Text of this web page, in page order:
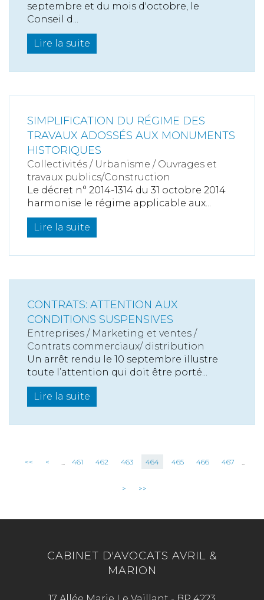
septembre et du mois d'octobre, le
Conseil d...
Lire la suite
SIMPLIFICATION DU RÉGIME DES
TRAVAUX ADOSSÉS AUX MONUMENTS
HISTORIQUES
Collectivités / Urbanisme / Ouvrages et
travaux publics/Construction
Le décret n° 2014-1314 du 31 octobre 2014
harmonise le régime applicable aux...
Lire la suite
CONTRATS: ATTENTION AUX
CONDITIONS SUSPENSIVES
Entreprises / Marketing et ventes /
Contrats commerciaux/ distribution
Un arrêt rendu le 10 septembre illustre
toute l’attention qui doit être porté...
Lire la suite
<< < ... 461 462 463 464 465 466 467 ...
> >>
CABINET D'AVOCATS AVRIL &
MARION